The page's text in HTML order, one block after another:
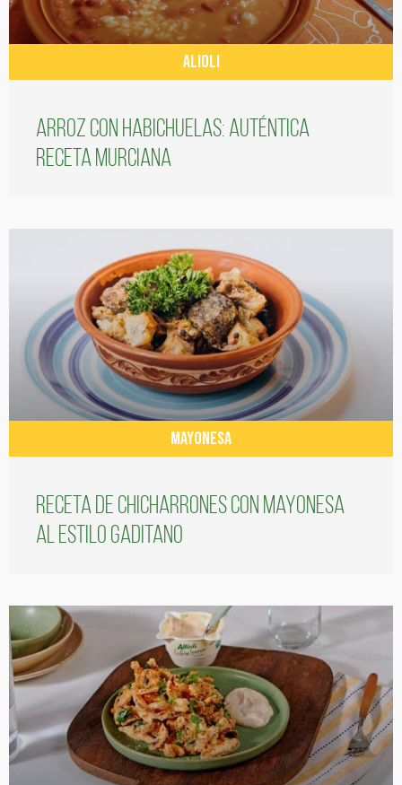
ALIOLI
Arroz con habichuelas: auténtica
receta murciana
MAYONESA
Receta de chicharrones con mayonesa
al estilo gaditano